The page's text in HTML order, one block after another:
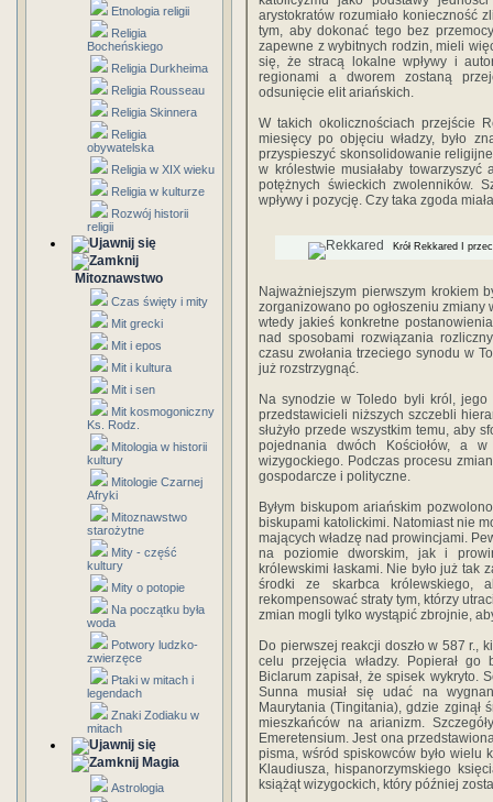
Etnologia religii
Religia
Bocheńskiego
Religia Durkheima
Religia Rousseau
Religia Skinnera
Religia
obywatelska
Religia w XIX wieku
Religia w kulturze
Rozwój historii
religii
Mitoznawstwo
Czas święty i mity
Mit grecki
Mit i epos
Mit i kultura
Mit i sen
Mit kosmogoniczny
Ks. Rodz.
Mitologia w historii
kultury
Mitologie Czarnej
Afryki
Mitoznawstwo
starożytne
Mity - część
kultury
Mity o potopie
Na początku była
woda
Potwory ludzko-
zwierzęce
Ptaki w mitach i
legendach
Znaki Zodiaku w
mitach
Magia
Astrologia
arystokratów rozumiało konieczność
tym, aby dokonać tego bez
zapewne z wybitnych rodzin, mieli
się, że stracą lokalne wpływy i
regionami a dworem zostaną
odsunięcie elit ariańskich.
W takich okolicznościach przejście
miesięcy po objęciu władzy, było
przyspieszyć skonsolidowanie
w królestwie musiałaby
potężnych świeckich zwolenników.
wpływy i pozycję. Czy taka zgoda
Krół Rekkared I
Najważniejszym pierwszym krokiem
zorganizowano po ogłoszeniu zmiany
wtedy jakieś konkretne
nad sposobami rozwiązania
czasu zwołania trzeciego synodu w
już rozstrzygnąć.
Na synodzie w Toledo byli król,
przedstawicieli niższych szczebli
służyło przede wszystkim temu, aby
pojednania dwóch Kościołów, a
wizygockiego. Podczas procesu
gospodarcze i polityczne.
Byłym biskupom ariańskim
biskupami katolickimi. Natomiast nie
mających władzę nad prowincjami.
na poziomie dworskim, jak i
królewskimi łaskami. Nie było już tak
środki ze skarbca królewskiego,
rekompensować straty tym, którzy
zmian mogli tylko wystąpić zbrojnie,
Do pierwszej reakcji doszło w 587 r.,
celu przejęcia władzy. Popierał
Biclarum zapisał, że spisek wykryto.
Sunna musiał się udać na
Maurytania (Tingitania), gdzie zginął
mieszkańców na arianizm.
Emeretensium. Jest ona
pisma, wśród spiskowców było wielu
Klaudiusza, hispanorzymskiego
książąt wizygockich, który później